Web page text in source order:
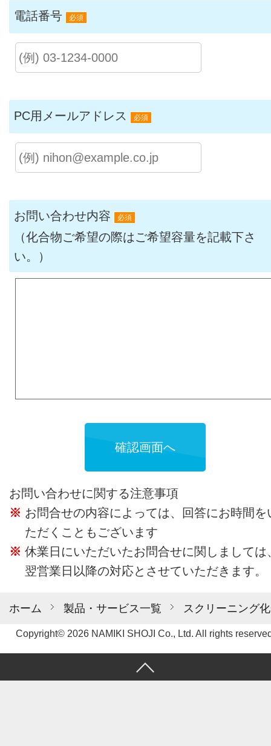
ホーム 製品・サービス一覧 スクリーニング
電話番号 必須
PC用メールアドレス 必須
お問い合わせ内容 必須
（化合物ご希望の際はご希望容量を記載下さ
い。）
確認画面へ
お問い合わせに関する注意事項
お問合せの内容によっては、回答にお時間を
ただくこともございます
休業日にいただいたお問合せに関しましては
翌営業日以降の対応とさせていただきます。
Copyright© 2026 NAMIKI SHOJI Co., Ltd. All rights